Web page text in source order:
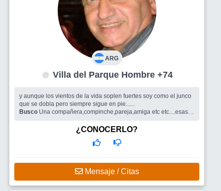
ARG
Villa del Parque Hombre +74
y aunque los vientos de la vida soplen fuertes soy como el junco
que se dobla pero siempre sigue en pie......
Busco Una compañera,compinche,pareja,amiga etc etc....esas
¿CONOCERLO?
Mensaje / Citas